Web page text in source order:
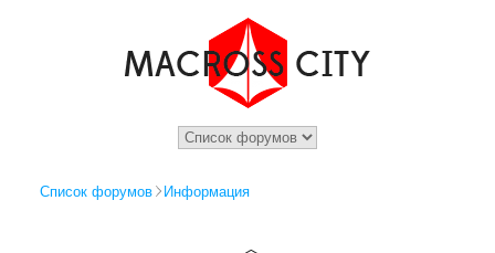
Список форумов Информация